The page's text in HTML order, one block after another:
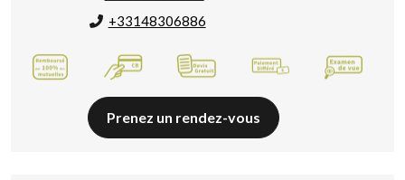
+33148306886
Prenez un rendez-vous